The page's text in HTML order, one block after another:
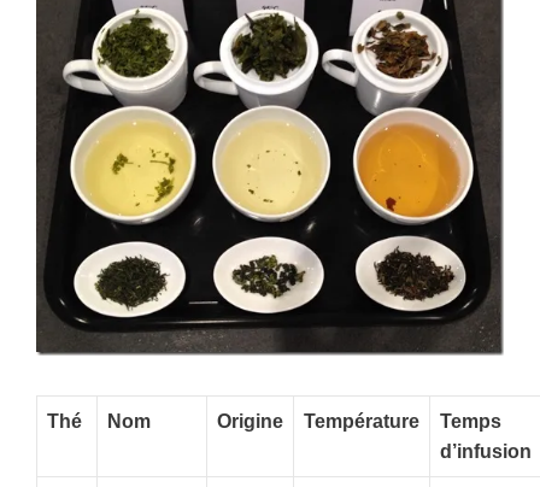
Thé Nom Origine Température
Temps
d’infusion